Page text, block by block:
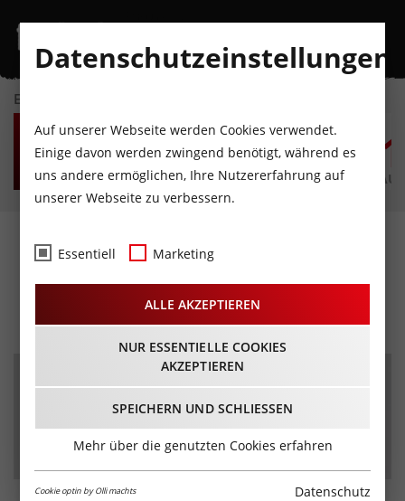
EVENTKALENDER
FR
7
AUGUST
SA
8
AUGUST
SO
9
AUGUST
MO
10
AUGUST
DI
11
AUGUST
Avantgard und Zeitgeist -
Everytime I feel the spirit
20.10.2024 - Beginn 19:00 Uhr
Datenschutzeinstellungen
Auf unserer Webseite werden Cookies verwendet.
Einige davon werden zwingend benötigt, während es
uns andere ermöglichen, Ihre Nutzererfahrung auf
unserer Webseite zu verbessern.
Essentiell Marketing
ALLE AKZEPTIEREN
NUR ESSENTIELLE COOKIES
AKZEPTIEREN
SPEICHERN UND SCHLIESSEN
Mehr über die genutzten Cookies erfahren
Cookie optin by Olli machts Datenschutz